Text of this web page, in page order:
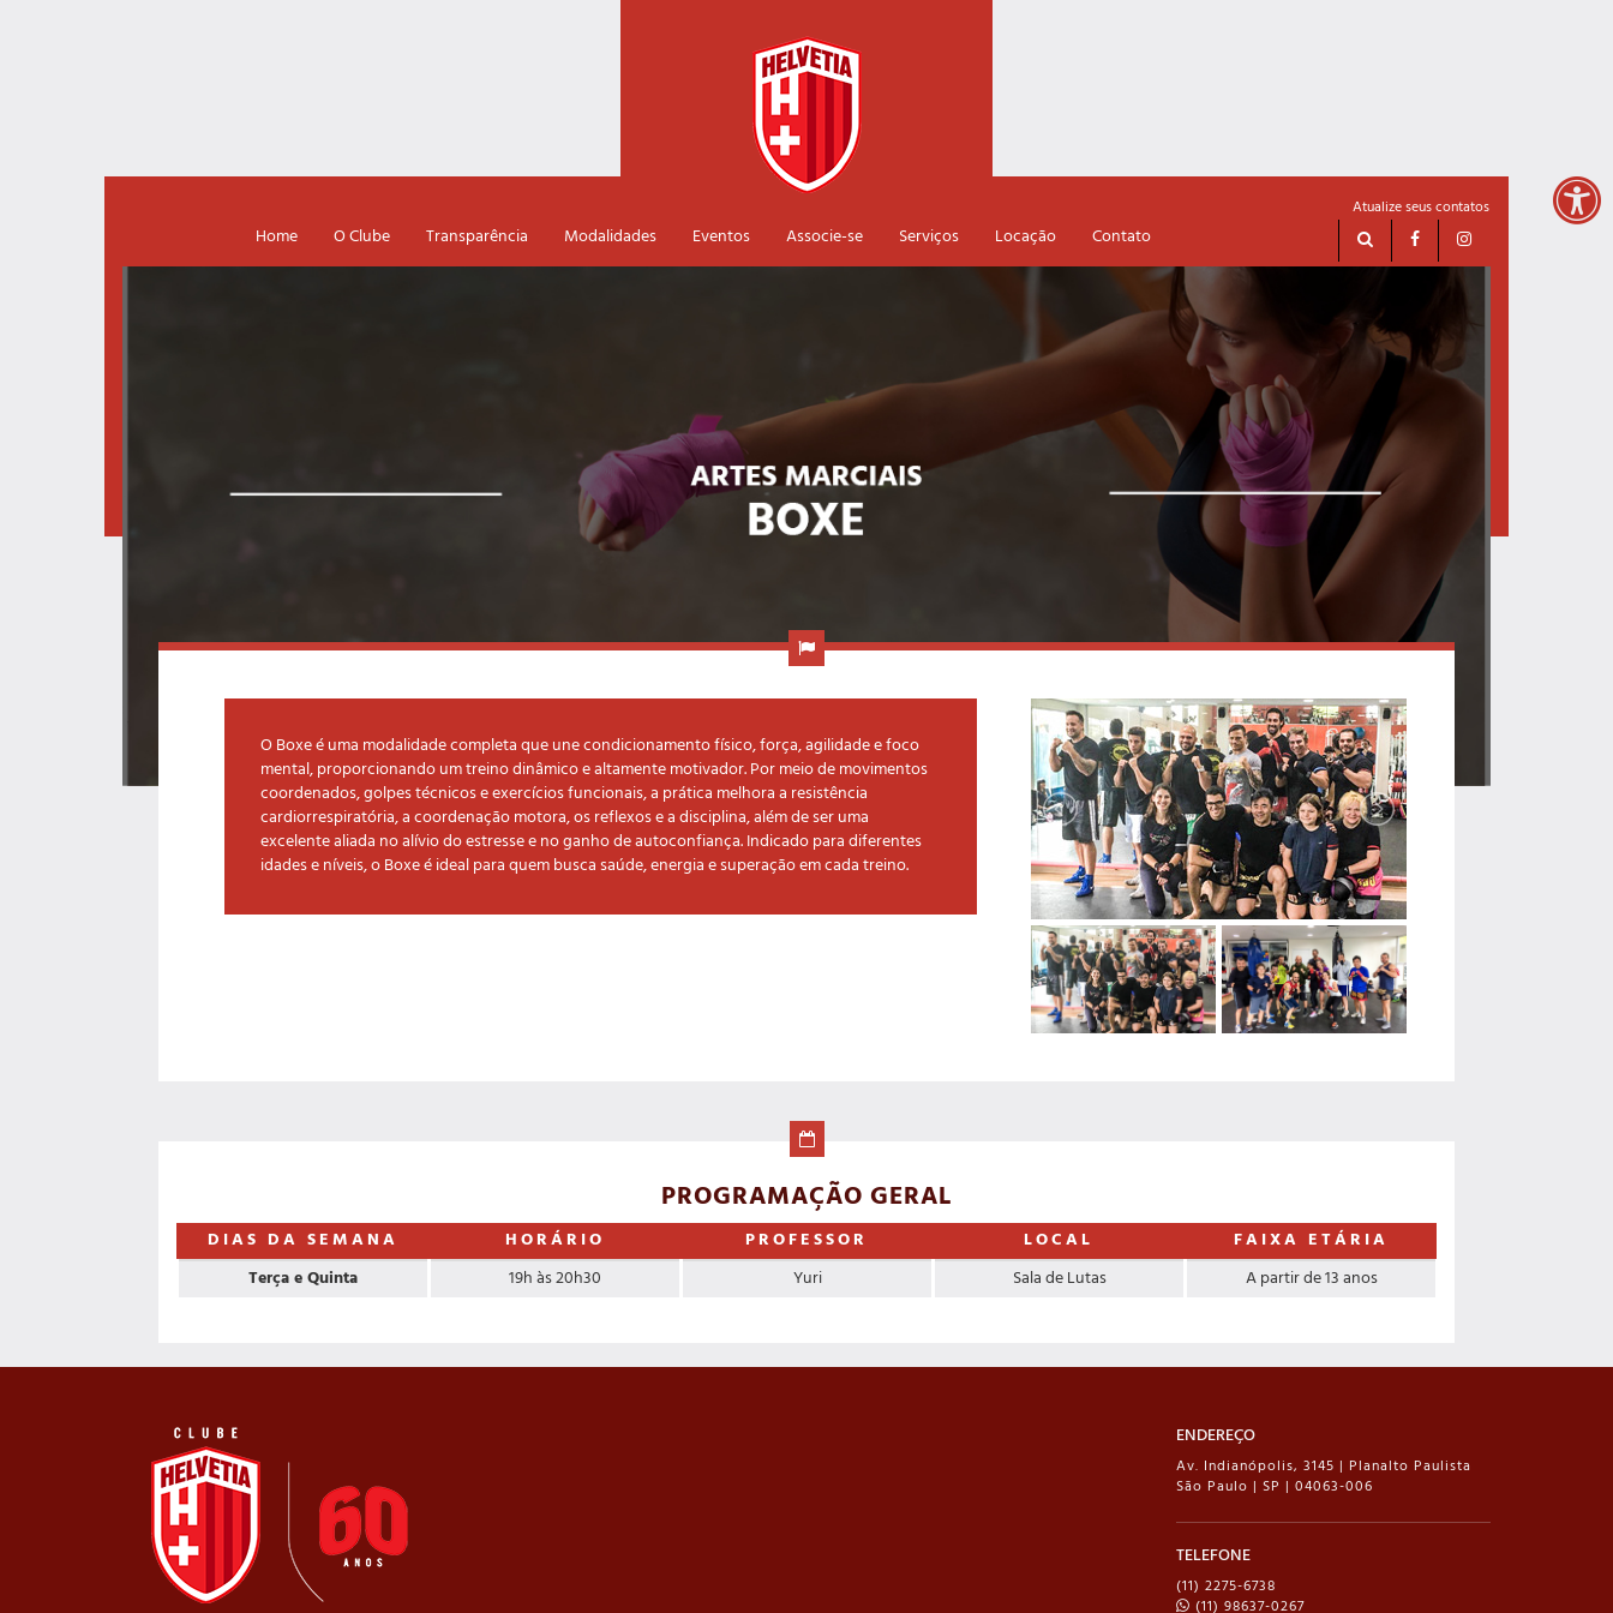
Home O Clube Transparência Modalidades Eventos Associe-se Serviços Locação Contato
Atualize seus contatos
O Boxe é uma modalidade completa que une condicionamento físico, força, agilidade e foco
mental, proporcionando um treino dinâmico e altamente motivador. Por meio de movimentos
coordenados, golpes técnicos e exercícios funcionais, a prática melhora a resistência
cardiorrespiratória, a coordenação motora, os reflexos e a disciplina, além de ser uma
excelente aliada no alívio do estresse e no ganho de autoconfiança. Indicado para diferentes
idades e níveis, o Boxe é ideal para quem busca saúde, energia e superação em cada treino.
PROGRAMAÇÃO GERAL
DIAS DA SEMANA HORÁRIO PROFESSOR LOCAL
FAIXA ETÁRIA
Terça e Quinta
19h às 20h30 Yuri Sala de Lutas A partir de 13 anos
ENDEREÇO
Av. Indianópolis, 3145 | Planalto Paulista
São Paulo | SP | 04063-006
TELEFONE
(11) 2275-6738
(11) 98637-0267